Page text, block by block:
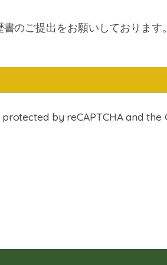
のご提出をお願いしております
protected by reCAPTCHA and